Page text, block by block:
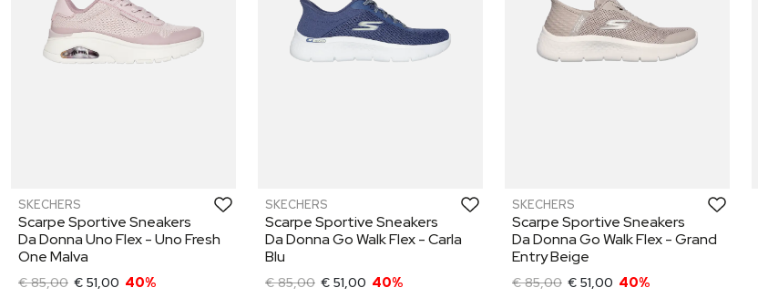
SKECHERS
Scarpe Sportive Sneakers
Da Donna Uno Flex - Uno Fresh
One Malva
€ 85,00 € 51,00 40%
SKECHERS
Scarpe Sportive Sneakers
Da Donna Go Walk Flex - Carla
Blu
€ 85,00 € 51,00 40%
SKECHERS
Scarpe Sportive Sneakers
Da Donna Go Walk Flex - Grand
Entry Beige
€ 85,00 € 51,00 40%